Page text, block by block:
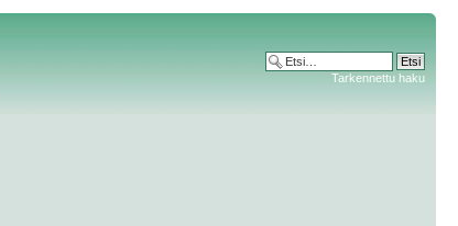
Tarkennettu haku